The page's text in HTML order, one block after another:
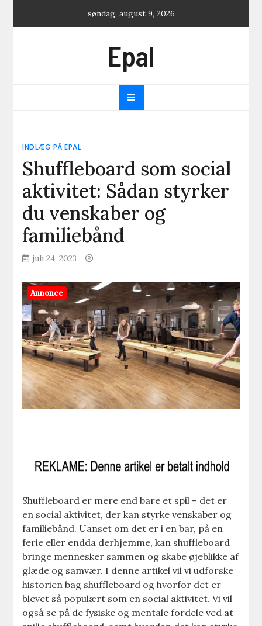
søndag, august 9, 2026
Epal
INDLÆG PÅ EPAL
Shuffleboard som social
aktivitet: Sådan styrker
du venskaber og
familiebånd
juli 24, 2023
Annonce
Shuffleboard er mere end bare et spil – det er
en social aktivitet, der kan styrke venskaber og
familiebånd. Uanset om det er i en bar, på en
ferie eller endda derhjemme, kan shuffleboard
bringe mennesker sammen og skabe øjeblikke af
glæde og samvær. I denne artikel vil vi udforske
historien bag shuffleboard og hvorfor det er
blevet så populært som en social aktivitet. Vi vil
også se på de fysiske og mentale fordele ved at